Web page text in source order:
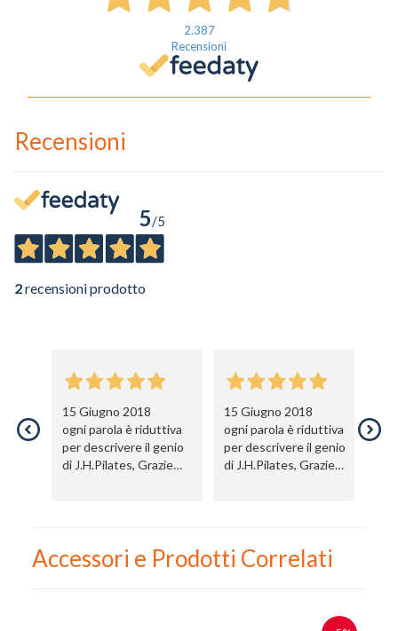
2.387
Recensioni
Recensioni
5/5
2recensioni prodotto
15 Giugno 2018
ogni parola è riduttiva
per descrivere il genio
di J.H.Pilates, Grazie
15 Giugno 2018
ogni parola è riduttiva
per descrivere il genio
di J.H.Pilates, Grazie
Accessori e Prodotti Correlati